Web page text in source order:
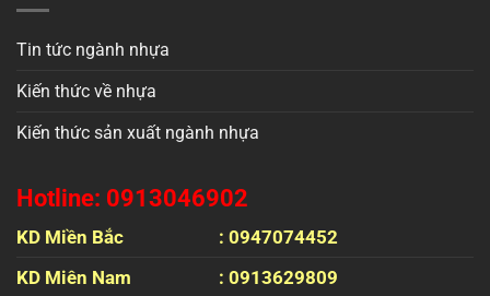
Tin tức ngành nhựa
Kiến thức về nhựa
Kiến thức sản xuất ngành nhựa
Hotline: 0913046902
KD Miền Bắc
: 0947074452
KD Miên Nam
: 0913629809